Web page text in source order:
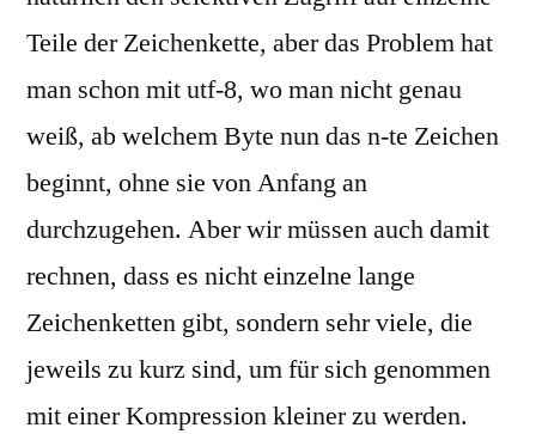
Teile der Zeichenkette, aber das Problem hat
man schon mit utf-8, wo man nicht genau
weiß, ab welchem Byte nun das n-te Zeichen
beginnt, ohne sie von Anfang an
durchzugehen. Aber wir müssen auch damit
rechnen, dass es nicht einzelne lange
Zeichenketten gibt, sondern sehr viele, die
jeweils zu kurz sind, um für sich genommen
mit einer Kompression kleiner zu werden.